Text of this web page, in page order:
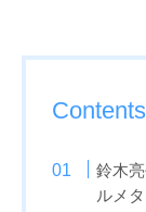
Contents
鈴木
ルメ